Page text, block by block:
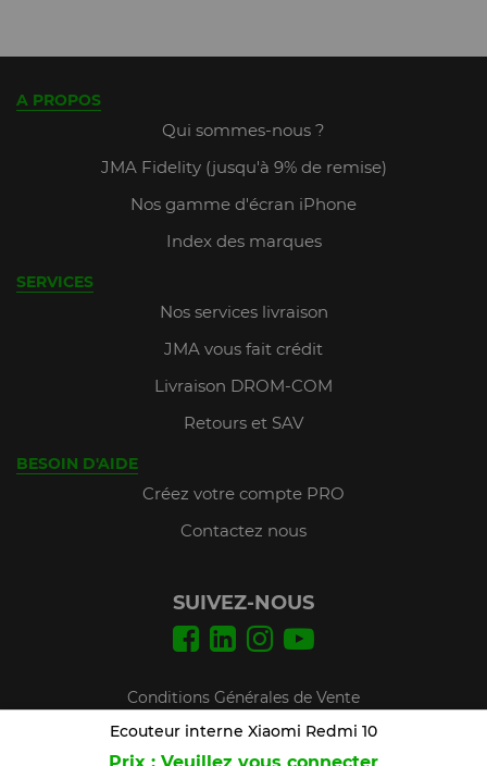
Ecouteur interne Xiaomi Redmi 10
A PROPOS
Qui sommes-nous ?
JMA Fidelity (jusqu'à 9% de remise)
Nos gamme d'écran iPhone
Index des marques
SERVICES
Nos services livraison
JMA vous fait crédit
Livraison DROM-COM
Retours et SAV
BESOIN D'AIDE
Créez votre compte PRO
Contactez nous
SUIVEZ-NOUS
Conditions Générales de Vente
Mentions légales